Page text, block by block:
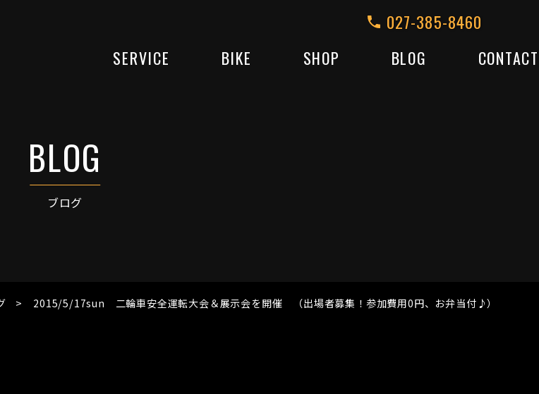
027-385-8460
SERVICE BIKE SHOP BLOG CONTACT
ブログ
2015/5/17sun 二輪車安全運転大会＆展示会を開催 （出場者募集！参加費用0円、お弁当付♪）